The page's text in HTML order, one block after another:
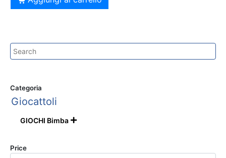
Categoria
Giocattoli
GIOCHI Bimba 
Price